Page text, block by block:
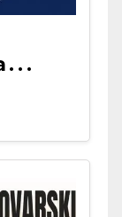
. .